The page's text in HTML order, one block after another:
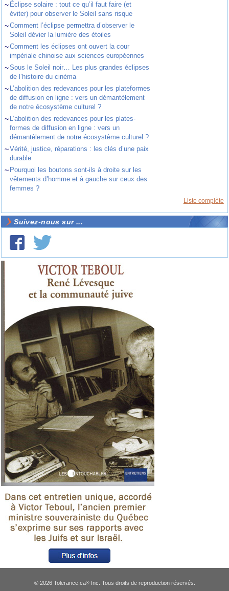
~ Éclipse solaire : tout ce qu’il faut faire (et
éviter) pour observer le Soleil sans risque
~Comment l’éclipse permettra d’observer le
Soleil dévier la lumière des étoiles
~Comment les éclipses ont ouvert la cour
impériale chinoise aux sciences européennes
~Sous le Soleil noir… Les plus grandes éclipses
de l’histoire du cinéma
~ L’abolition des redevances pour les plateformes
de diffusion en ligne : vers un démantèlement
de notre écosystème culturel ?
~ L’abolition des redevances pour les plates-
formes de diffusion en ligne : vers un
démantèlement de notre écosystème culturel ?
~Vérité, justice, réparations : les clés d’une paix
durable
~ Pourquoi les boutons sont-ils à droite sur les
vêtements d’homme et à gauche sur ceux des
femmes ?
Liste complète
Suivez-nous sur ...
© 2026 Tolerance.ca®Inc. Tous droits de reproduction réservés.